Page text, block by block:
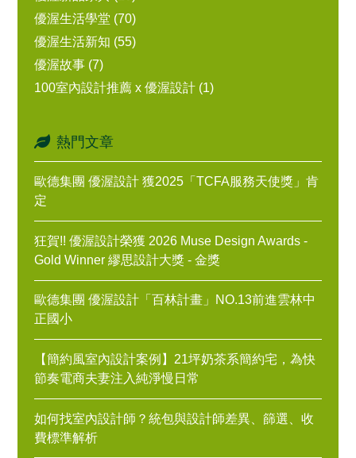
優渥生活學堂 (70)
優渥生活新知 (55)
優渥故事 (7)
100室內設計推薦 x 優渥設計 (1)
熱門文章
歐德集團 優渥設計 獲2025「TCFA服務天使獎」肯
定
狂賀!! 優渥設計榮獲 2026 Muse Design Awards -
Gold Winner 繆思設計大獎 - 金獎
歐德集團 優渥設計「百林計畫」NO.13前進雲林中
正國小
【簡約風室內設計案例】21坪奶茶系簡約宅，為快
節奏電商夫妻注入純淨慢日常
如何找室內設計師？統包與設計師差異、篩選、收
費標準解析